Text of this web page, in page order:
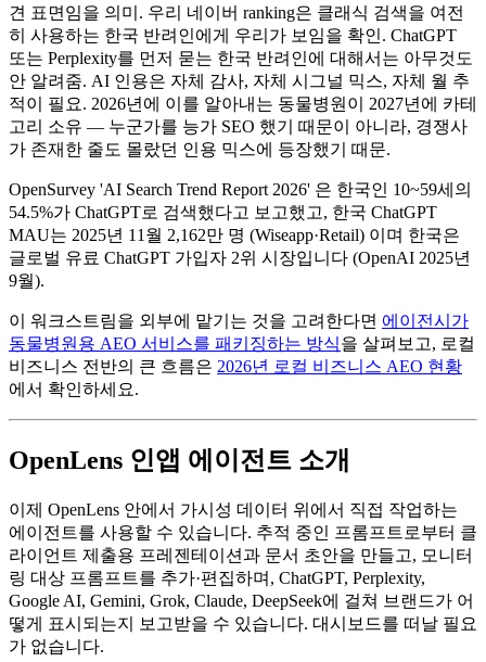
견 표면임을 의미. 우리 네이버 ranking은 클래식 검색을 여전
히 사용하는 한국 반려인에게 우리가 보임을 확인. ChatGPT
또는 Perplexity를 먼저 묻는 한국 반려인에 대해서는 아무것도
안 알려줌. AI 인용은 자체 감사, 자체 시그널 믹스, 자체 월 추
적이 필요. 2026년에 이를 알아내는 동물병원이 2027년에 카테
고리 소유 — 누군가를 능가 SEO 했기 때문이 아니라, 경쟁사
가 존재한 줄도 몰랐던 인용 믹스에 등장했기 때문.
OpenSurvey 'AI Search Trend Report 2026' 은 한국인 10~59세의
54.5%가 ChatGPT로 검색했다고 보고했고, 한국 ChatGPT
MAU는 2025년 11월 2,162만 명 (Wiseapp·Retail) 이며 한국은
글로벌 유료 ChatGPT 가입자 2위 시장입니다 (OpenAI 2025년
9월).
이 워크스트림을 외부에 맡기는 것을 고려한다면 에이전시가
동물병원용 AEO 서비스를 패키징하는 방식을 살펴보고, 로컬
비즈니스 전반의 큰 흐름은 2026년 로컬 비즈니스 AEO 현황
에서 확인하세요.
OpenLens 인앱 에이전트 소개
이제 OpenLens 안에서 가시성 데이터 위에서 직접 작업하는
에이전트를 사용할 수 있습니다. 추적 중인 프롬프트로부터 클
라이언트 제출용 프레젠테이션과 문서 초안을 만들고, 모니터
링 대상 프롬프트를 추가·편집하며, ChatGPT, Perplexity,
Google AI, Gemini, Grok, Claude, DeepSeek에 걸쳐 브랜드가 어
떻게 표시되는지 보고받을 수 있습니다. 대시보드를 떠날 필요
가 없습니다.